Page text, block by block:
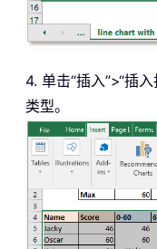
4. 单击“插入”>“插
类型。